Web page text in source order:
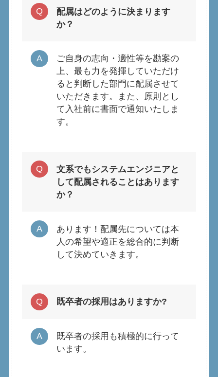
配属はどのように決まります
か？
ご自身の志向・適性等を勘案の
上、最も力を発揮していただけ
ると判断した部門に配属させて
いただきます。また、原則とし
て入社前に書面で通知いたしま
す。
文系でもシステムエンジニアと
して配属されることはあります
か？
あります！配属先については本
人の希望や適正を総合的に判断
して決めていきます。
既卒者の採用はありますか?
既卒者の採用も積極的に行って
います。